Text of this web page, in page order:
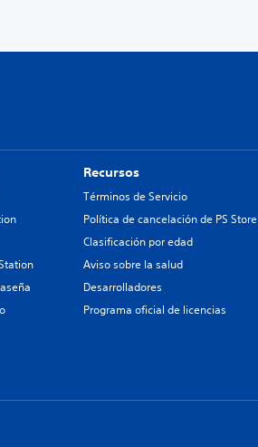
Recursos
Términos de Servicio
Política de cancelación de PS Store
Clasificación por edad
Aviso sobre la salud
Desarrolladores
Programa oficial de licencias